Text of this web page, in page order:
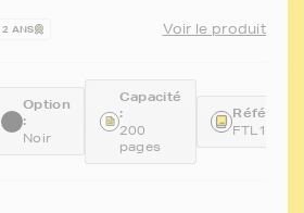
ANS Voir le produit
Option
:
Noir
Capacité
:
200
pages